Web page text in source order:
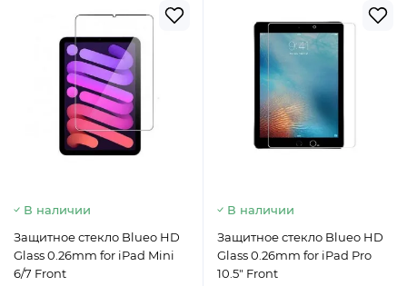
В наличии
Защитное стекло Blueo HD
Glass 0.26mm for iPad Mini
6/7 Front
В наличии
Защитное стекло Blueo HD
Glass 0.26mm for iPad Pro
10.5" Front